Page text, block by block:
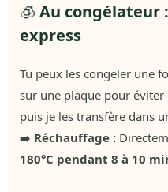
🧊 Au congélateur
express
Tu peux les congeler une
sur une plaque pour éviter
puis je les transfère dans
➡️ Réchauffage :
180°C pendant 8 à 10